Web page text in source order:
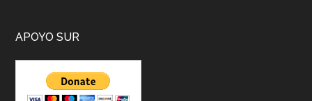
APOYO SUR